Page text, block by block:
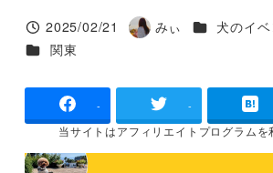
投稿日
2025/02/21
著
みぃ カテゴリー
犬のイ
カテゴリー
関東
- -
当サイトはアフィリエイトプログラムを